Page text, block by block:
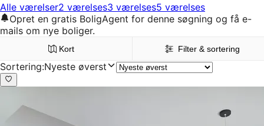
Alle værelser2 værelses3 værelses5 værelses
Opret en gratis BoligAgent for denne søgning og få e-
mails om nye boliger.
Kort Filter & sortering
Sortering:Nyeste øverst